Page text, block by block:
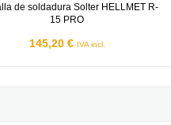
de soldadura Solter HELLMET R-
15 PRO
145,20 € IVA incl.